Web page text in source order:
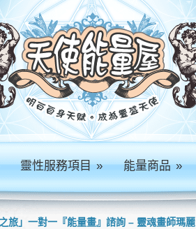
靈性服務項目» 能量商品»
之旅」一對一『能量畫』諮詢 – 靈魂畫師瑪麗